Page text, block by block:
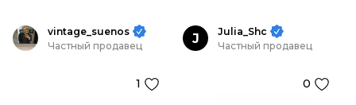
vintage_suenos
Частный продавец
1
J
Julia_Shc
Частный продавец
0